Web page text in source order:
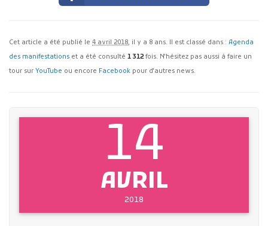
Cet article a été publié le 4 avril 2018, il y a 8 ans. Il est classé dans : Agenda
des manifestations et a été consulté 1 312fois. N'hésitez pas aussi à faire un
tour sur YouTube ou encore Facebook pour d'autres news.
14
AVRIL
2018